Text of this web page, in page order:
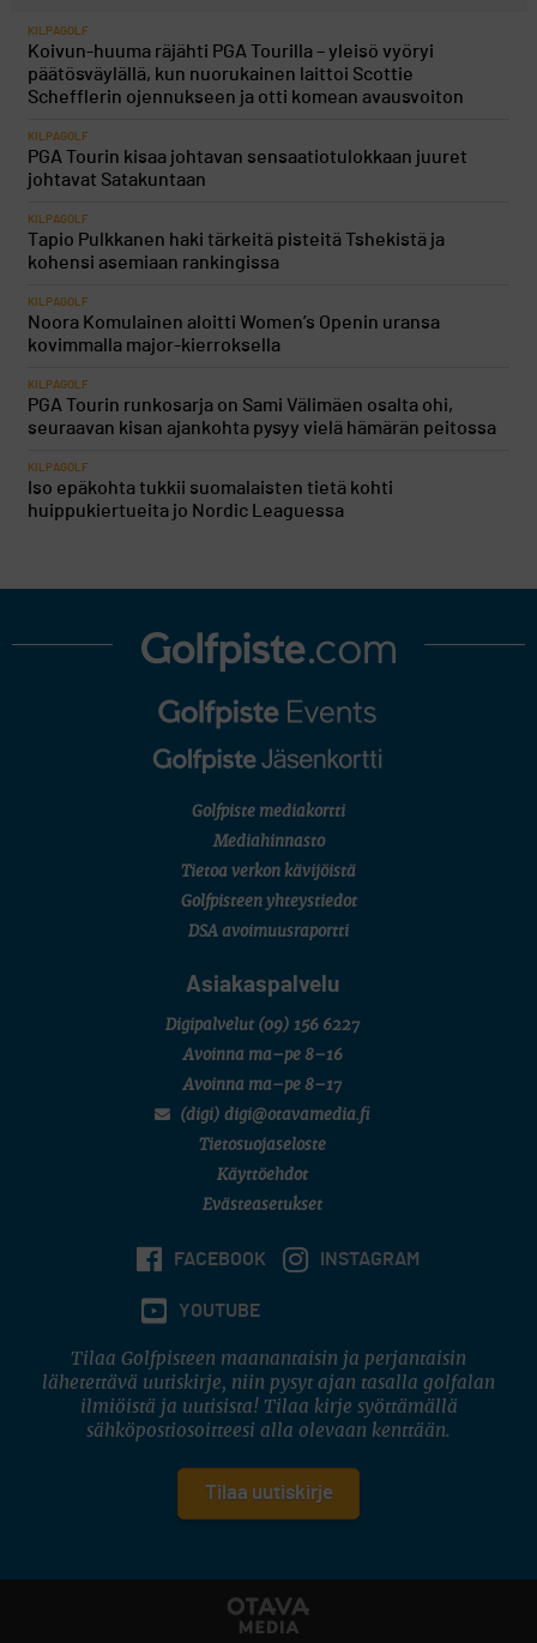
KILPAGOLF
Koivun-huuma räjähti PGA Tourilla – yleisö vyöryi
päätösväylällä, kun nuorukainen laittoi Scottie
Schefflerin ojennukseen ja otti komean avausvoiton
KILPAGOLF
PGA Tourin kisaa johtavan sensaatiotulokkaan juuret
johtavat Satakuntaan
KILPAGOLF
Tapio Pulkkanen haki tärkeitä pisteitä Tshekistä ja
kohensi asemiaan rankingissa
KILPAGOLF
Noora Komulainen aloitti Women’s Openin uransa
kovimmalla major-kierroksella
KILPAGOLF
PGA Tourin runkosarja on Sami Välimäen osalta ohi,
seuraavan kisan ajankohta pysyy vielä hämärän peitossa
KILPAGOLF
Iso epäkohta tukkii suomalaisten tietä kohti
huippukiertueita jo Nordic Leaguessa
Golfpiste mediakortti
Mediahinnasto
Tietoa verkon kävijöistä
Golfpisteen yhteystiedot
DSA avoimuusraportti
Asiakaspalvelu
Digipalvelut (09) 156 6227
Avoinna ma–pe 8–16
Avoinna ma–pe 8–17
(digi) digi@otavamedia.fi
Tietosuojaseloste
Käyttöehdot
Evästeasetukset
FACEBOOK INSTAGRAM
YOUTUBE
Tilaa Golfpisteen maanantaisin ja perjantaisin
lähetettävä uutiskirje, niin pysyt ajan tasalla golfalan
ilmiöistä ja uutisista! Tilaa kirje syöttämällä
sähköpostiosoitteesi alla olevaan kenttään.
Tilaa uutiskirje